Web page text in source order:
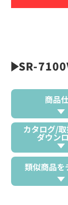
SR-
商品
カタログ/
ダウン
類似商品を